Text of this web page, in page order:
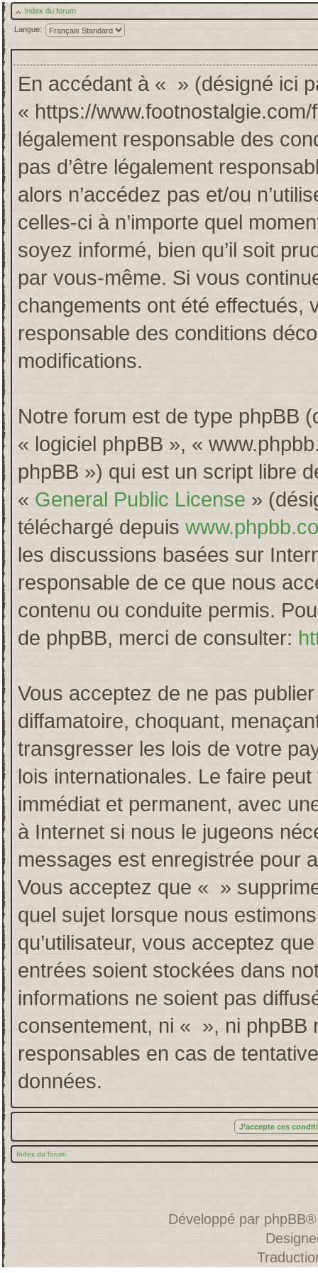
Index du forum
Langue:
En accédant à « » (désigné ici
« https://
légalement responsable des
pas d’être légalement
alors n’accédez pas et/ou
celles-ci à n’importe quel
soyez informé, bien qu’il soit
par vous-même. Si vous
changements ont été effectués,
responsable des conditions
modifications.
Notre forum est de type phpBB
« logiciel phpBB », «
phpBB ») qui est un script libre
« General Public License »
téléchargé depuis
les discussions basées sur
responsable de ce que nous
contenu ou conduite permis.
de phpBB, merci de consulter:
Vous acceptez de ne pas
diffamatoire, choquant,
transgresser les lois de votre
lois internationales. Le faire
immédiat et permanent, avec
à Internet si nous le jugeons
messages est enregistrée pour
Vous acceptez que « »
quel sujet lorsque nous
qu’utilisateur, vous acceptez
entrées soient stockées dans
informations ne soient pas
consentement, ni « », ni phpBB
responsables en cas de
données.
Index du forum
Développé par phpBB®